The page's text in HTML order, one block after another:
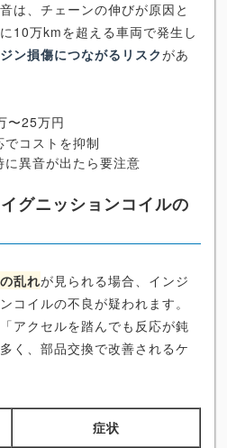
は、チェーンの伸びが原因と
10万kmを超える車両で発生し
ン損傷につながるリスクがあ
〜25万円
コストを抑制
異音が出たら要注意
グニッションコイルの
乱れが見られる場合、インジ
コイルの不良が疑われます。
アクセルを踏んでも反応が鈍
く、部品交換で改善されるケ
症状